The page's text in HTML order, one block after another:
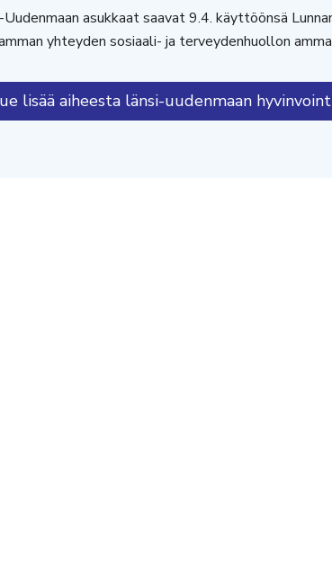
Uudenmaan asukkaat saavat 9.4. käyttöönsä
yhteyden sosiaali- ja terveydenhuollon
lisää aiheesta länsi-uudenmaan